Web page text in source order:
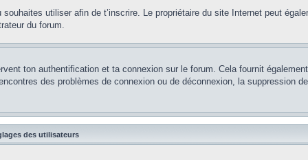
utiliser afin de t’inscrire. Le propriétaire du site Internet peut
du forum.
ton authentification et ta connexion sur le forum. Cela fournit
des problèmes de connexion ou de déconnexion, la suppression
des utilisateurs